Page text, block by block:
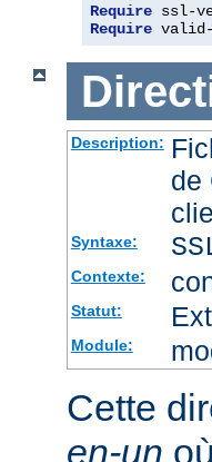
Require
Require
Description:
de
Syntaxe:
Contexte:
Statut:
Module:
Cette
en-un